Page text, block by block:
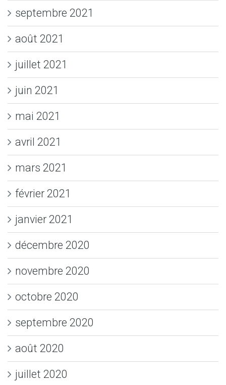
septembre 2021
août 2021
juillet 2021
juin 2021
mai 2021
avril 2021
mars 2021
février 2021
janvier 2021
décembre 2020
novembre 2020
octobre 2020
septembre 2020
août 2020
juillet 2020